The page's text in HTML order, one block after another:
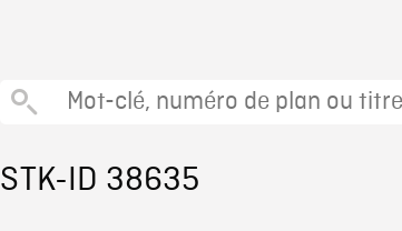
STK-ID 38635